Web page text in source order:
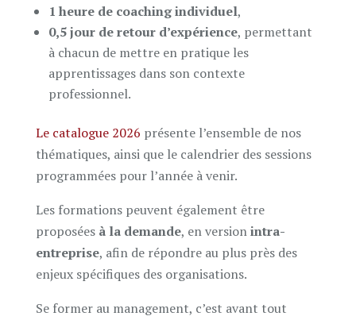
1 heure de coaching individuel,
0,5 jour de retour d’expérience, permettant
à chacun de mettre en pratique les
apprentissages dans son contexte
professionnel.
Le catalogue 2026 présente l’ensemble de nos
thématiques, ainsi que le calendrier des sessions
programméespour l’année à venir.
Les formations peuvent également être
proposées à la demande, en versionintra-
entreprise, afin de répondre au plus près des
enjeux spécifiques des organisations.
Se former au management, c’est avant tout